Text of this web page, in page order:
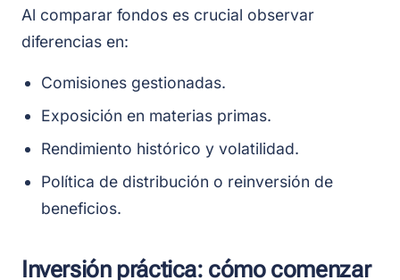
Al comparar fondos es crucial observar
diferencias en:
Comisiones gestionadas.
Exposición en materias primas.
Rendimiento histórico y volatilidad.
Política de distribución o reinversión de
beneficios.
Inversión práctica: cómo comenzar